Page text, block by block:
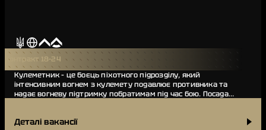
Контракт 18-24
Кулеметник – це боєць піхотного підрозділу, який
інтенсивним вогнем з кулемету подавлює противника та
надає вогневу підтримку побратимам під час бою. Посада
Деталі вакансії